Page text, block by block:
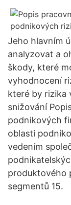
Jeho hlavním
analyzovat a
škody, které
vyhodnocení
které by rizika
snižování
podnikových
oblasti
vedením
produktového
segmentů 15.